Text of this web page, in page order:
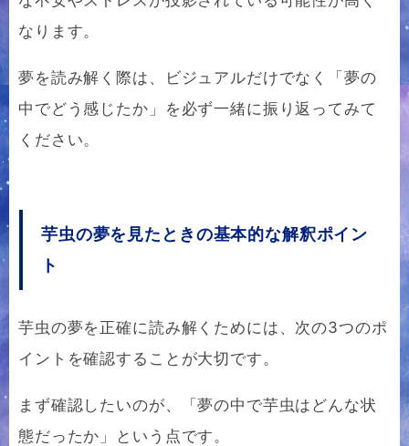
なります。
夢を読み解く際は、ビジュアルだけでなく「夢の
中でどう感じたか」を必ず一緒に振り返ってみて
ください。
芋虫の夢を見たときの基本的な解釈ポイン
ト
芋虫の夢を正確に読み解くためには、次の3つのポ
イントを確認することが大切です。
まず確認したいのが、「夢の中で芋虫はどんな状
態だったか」という点です。